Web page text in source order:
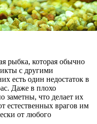
рыбка, которая обычно
с другими
есть один недостаток в
Даже в плохо
заметны, что делает их
естественных врагов им
от любого